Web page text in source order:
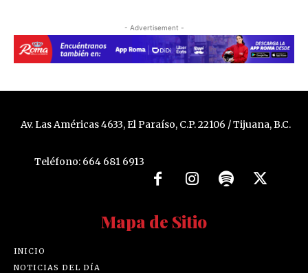
- Advertisement -
Av. Las Américas 4633, El Paraíso, C.P. 22106 / Tijuana, B.C.
Teléfono: 664 681 6913
Mapa de Sitio
INICIO
NOTICIAS DEL DÍA